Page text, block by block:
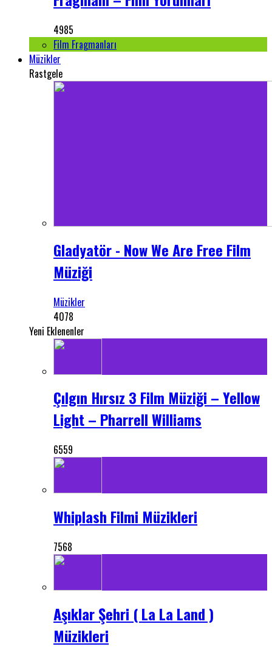
4985
Film Fragmanları
Müzikler
Rastgele
Gladyatör - Now We Are Free Film
Müziği
Müzikler
4078
Yeni Eklenenler
Çılgın Hırsız 3 Film Müziği – Yellow
Light – Pharrell Williams
6559
Whiplash Filmi Müzikleri
7568
Aşıklar Şehri ( La La Land )
Müzikleri